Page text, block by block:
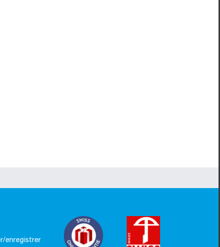
enregistrer